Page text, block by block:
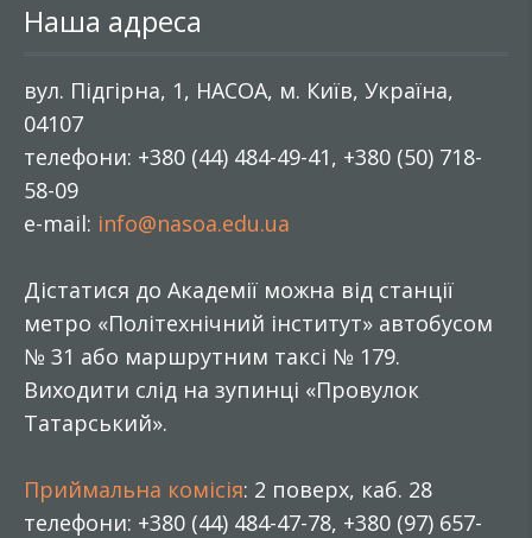
Наша адреса
вул. Підгірна, 1, НАСОА, м. Київ, Україна,
04107
телефони: +380 (44) 484-49-41, +380 (50) 718-
58-09
e-mail: info@nasoa.edu.ua
Дістатися до Академії можна від станції
метро «Політехнічний інститут» автобусом
№ 31 або маршрутним таксі № 179.
Виходити слід на зупинці «Провулок
Татарський».
Приймальна комісія: 2 поверх, каб. 28
телефони: +380 (44) 484-47-78, +380 (97) 657-